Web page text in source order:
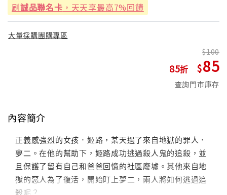
刷誠品聯名卡 ，天天享最高7%回饋
大量採購團購專區
85
100
85
查詢門市庫存
內容簡介
正義感強烈的女孩．姬路，某天遇了來自地獄的罪人．
夢二。在他的幫助下，姬路成功逃過殺人鬼的追殺，並
且保護了留有自己和爸爸回憶的社區廢墟。其他來自地
獄的惡人為了復活，開始盯上夢二，兩人將如何逃過追
殺呢？